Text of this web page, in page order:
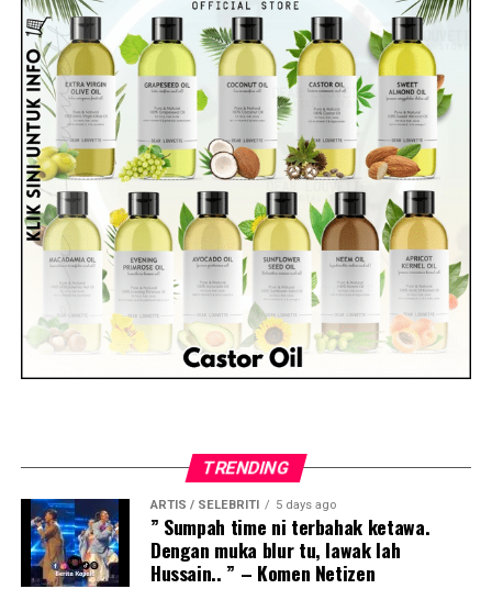
TRENDING
ARTIS / SELEBRITI 5 days ago
” Sumpah time ni terbahak ketawa.
Dengan muka blur tu, lawak lah
Hussain.. ” – Komen Netizen